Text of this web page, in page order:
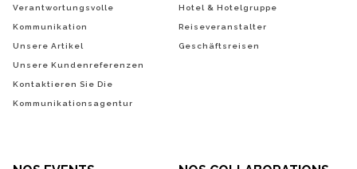
Verantwortungsvolle
Kommunikation
Unsere Artikel
Unsere Kundenreferenzen
Kontaktieren Sie Die
Kommunikationsagentur
Hotel & Hotelgruppe
Reiseveranstalter
Geschäftsreisen